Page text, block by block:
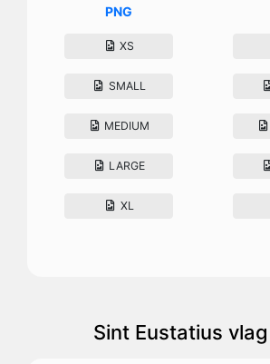
PNG
XS
SMALL
MEDIUM
LARGE
XL
Sint Eustatius vlag